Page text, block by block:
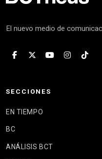
El nuevo medio de
SECCIONES
EN TIEMPO
BC
ANÁLISIS BCT